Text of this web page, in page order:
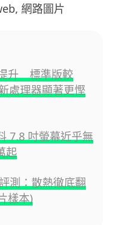
網路圖片
升 標準版較
處理器顯著更慳
7.8 吋螢幕近乎無
起
測：散熱徹底翻
樣本)